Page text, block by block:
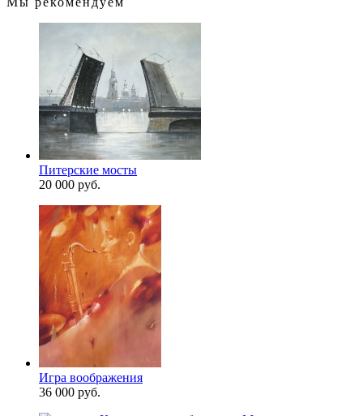
Питерские мосты
20 000 руб.
Игра воображения
36 000 руб.